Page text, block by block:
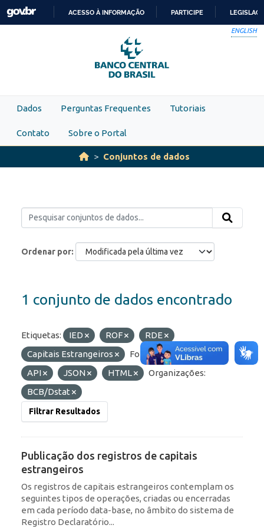
Skip to main content
PARA
O
CONTEÚDO
ACESSO À INFORMAÇÃO PARTICIPE
ENGLISH
Dados Perguntas Frequentes Tutoriais
Contato Sobre o Portal
Conjuntos de dados
Ordenar por
1 conjunto de dados encontrado
Etiquetas: IED ROF
RDE
Capitais Estrangeiros
Formatos:
OData
API
JSON HTML
Organizações:
BCB/Dstat
Filtrar Resultados
Publicação dos registros de capitais
estrangeiros
Os registros de capitais estrangeiros contemplam os
seguintes tipos de operações, criadas ou encerradas
em cada período data-base, no âmbito do sistema de
Registro Declaratório...